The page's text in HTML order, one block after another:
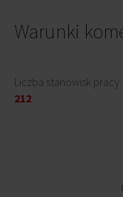
Warunki
Liczba stanowisk pracy
212